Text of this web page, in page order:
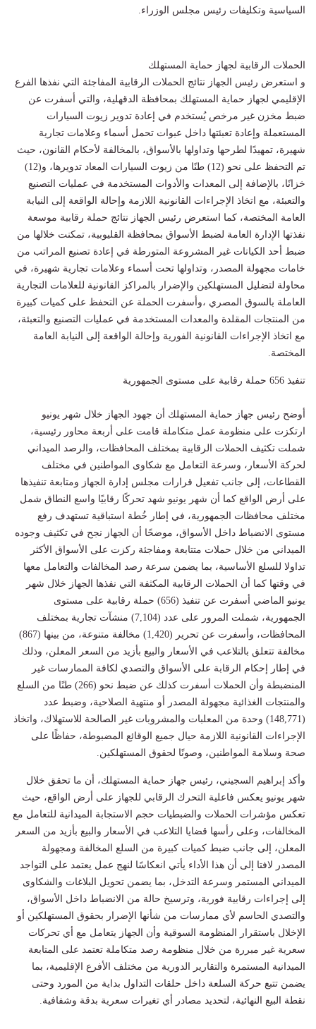
السياسية وتكليفات رئيس مجلس الوزراء.
الحملات الرقابية لجهاز حماية المستهلك
و استعرض رئيس الجهاز نتائج الحملات الرقابية المفاجئة التي نفذها الفرع
الإقليمي لجهاز حماية المستهلك بمحافظة الدقهلية، والتي أسفرت عن
ضبط مخزن غير مرخص يُستخدم في إعادة تدوير زيوت السيارات
المستعملة وإعادة تعبئتها داخل عبوات تحمل أسماء وعلامات تجارية
شهيرة، تمهيدًا لطرحها وتداولها بالأسواق، بالمخالفة لأحكام القانون، حيث
تم التحفظ على نحو (12) طنًا من زيوت السيارات المعاد تدويرها، و(12)
خزانًا، بالإضافة إلى المعدات والأدوات المستخدمة في عمليات التصنيع
والتعبئة، مع اتخاذ الإجراءات القانونية اللازمة وإحالة الواقعة إلى النيابة
العامة المختصة، كما استعرض رئيس الجهاز نتائج حملة رقابية موسعة
نفذتها الإدارة العامة لضبط الأسواق بمحافظة القليوبية، تمكنت خلالها من
ضبط أحد الكيانات غير المشروعة المتورطة في إعادة تصنيع المراتب من
خامات مجهولة المصدر، وتداولها تحت أسماء وعلامات تجارية شهيرة، في
محاولة لتضليل المستهلكين والإضرار بالمراكز القانونية للعلامات التجارية
العاملة بالسوق المصري ،وأسفرت الحملة عن التحفظ على كميات كبيرة
من المنتجات المقلدة والمعدات المستخدمة في عمليات التصنيع والتعبئة،
مع اتخاذ الإجراءات القانونية الفورية وإحالة الواقعة إلى النيابة العامة
المختصة.
تنفيذ 656 حملة رقابية على مستوى الجمهورية
أوضح رئيس جهاز حماية المستهلك أن جهود الجهاز خلال شهر يونيو
ارتكزت على منظومة عمل متكاملة قامت على أربعة محاور رئيسية،
شملت تكثيف الحملات الرقابية بمختلف المحافظات، والرصد الميداني
لحركة الأسعار، وسرعة التعامل مع شكاوى المواطنين في مختلف
القطاعات، إلى جانب تفعيل قرارات مجلس إدارة الجهاز ومتابعة تنفيذها
على أرض الواقع كما أن شهر يونيو شهد تحركًا رقابيًا واسع النطاق شمل
مختلف محافظات الجمهورية، في إطار خُطة استباقية تستهدف رفع
مستوى الانضباط داخل الأسواق، موضحًا أن الجهاز نجح في تكثيف وجوده
الميداني من خلال حملات متتابعة ومفاجئة ركزت على الأسواق الأكثر
تداولا للسلع الأساسية، بما يضمن سرعة رصد المخالفات والتعامل معها
في وقتها كما أن الحملات الرقابية المكثفة التي نفذها الجهاز خلال شهر
يونيو الماضي أسفرت عن تنفيذ (656) حملة رقابية على مستوى
الجمهورية، شملت المرور على عدد (7,104) منشآت تجارية بمختلف
المحافظات، وأسفرت عن تحرير (1,420) مخالفة متنوعة، من بينها (867)
مخالفة تتعلق بالتلاعب في الأسعار والبيع بأزيد من السعر المعلن، وذلك
في إطار إحكام الرقابة على الأسواق والتصدي لكافة الممارسات غير
المنضبطة وأن الحملات أسفرت كذلك عن ضبط نحو (266) طنًا من السلع
والمنتجات الغذائية مجهولة المصدر أو منتهية الصلاحية، وضبط عدد
(148,771) وحدة من المعلبات والمشروبات غير الصالحة للاستهلاك، واتخاذ
الإجراءات القانونية اللازمة حيال جميع الوقائع المضبوطة، حفاظًا على
صحة وسلامة المواطنين، وصونًا لحقوق المستهلكين.
وأكد إبراهيم السجيني، رئيس جهاز حماية المستهلك، أن ما تحقق خلال
شهر يونيو يعكس فاعلية التحرك الرقابي للجهاز على أرض الواقع، حيث
تعكس مؤشرات الحملات والضبطيات حجم الاستجابة الميدانية للتعامل مع
المخالفات، وعلى رأسها قضايا التلاعب في الأسعار والبيع بأزيد من السعر
المعلن، إلى جانب ضبط كميات كبيرة من السلع المخالفة ومجهولة
المصدر لافتا إلى أن هذا الأداء يأتي انعكاسًا لنهج عمل يعتمد على التواجد
الميداني المستمر وسرعة التدخل، بما يضمن تحويل البلاغات والشكاوى
إلى إجراءات رقابية فورية، وترسيخ حالة من الانضباط داخل الأسواق،
والتصدي الحاسم لأي ممارسات من شأنها الإضرار بحقوق المستهلكين أو
الإخلال باستقرار المنظومة السوقية وأن الجهاز يتعامل مع أي تحركات
سعرية غير مبررة من خلال منظومة رصد متكاملة تعتمد على المتابعة
الميدانية المستمرة والتقارير الدورية من مختلف الأفرع الإقليمية، بما
يضمن تتبع حركة السلعة داخل حلقات التداول بداية من المورد وحتى
نقطة البيع النهائية، لتحديد مصادر أي تغيرات سعرية بدقة وشفافية.